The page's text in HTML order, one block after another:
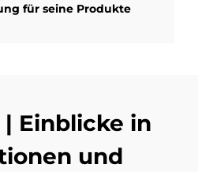
für seine Produkte
| Einblicke in
und